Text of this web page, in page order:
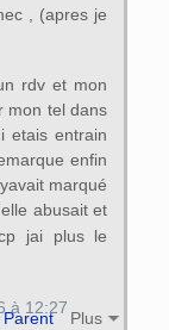
, (apres je
rdv et mon
mon tel dans
etais entrain
enfin
marqué
abusait et
jai plus le
Parent Plus
à 12:27